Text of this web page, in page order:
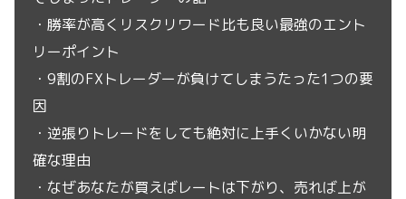
・勝率が高くリスクリワード比も良い最強のエント
リーポイント
・9割のFXトレーダーが負けてしまうたった1つの要
因
・逆張りトレードをしても絶対に上手くいかない明
確な理由
・なぜあなたが買えばレートは下がり、売れば上が